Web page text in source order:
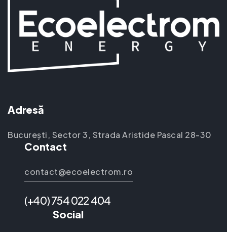
Adresă
București, Sector 3, Strada Aristide Pascal 28-30
Contact
contact@ecoelectrom.ro
(+40) 754 022 404
Social